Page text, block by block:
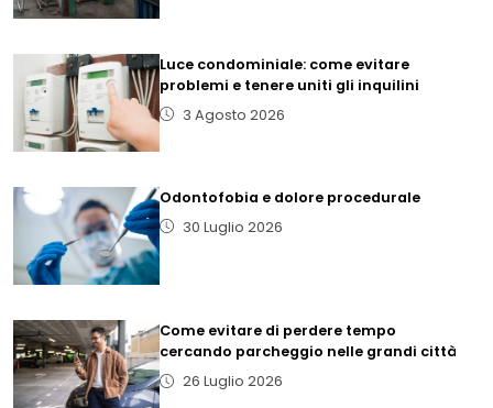
Luce condominiale: come evitare
problemi e tenere uniti gli inquilini
3 Agosto 2026
Odontofobia e dolore procedurale
30 Luglio 2026
Come evitare di perdere tempo
cercando parcheggio nelle grandi città
26 Luglio 2026